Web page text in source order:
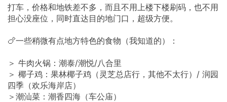
打车，价格和地铁差不多，而且不用上楼下楼刷码，也不用
担心没座位，同时直达目的地门口，超级方便。
🍗一些稍微有点地方特色的食物（我知道的）：
＞ 牛肉火锅：潮泰/潮悦/八合里
＞ 椰子鸡：果林椰子鸡（灵芝总店行，其他不太行）/ 润园
四季（欢乐海岸店）
＞潮汕菜：潮香四海（车公庙）